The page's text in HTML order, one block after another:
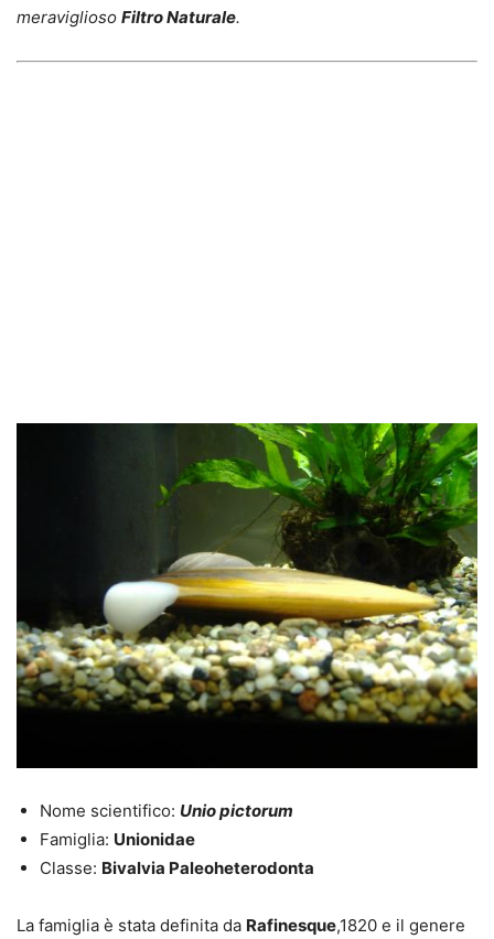
meraviglioso Filtro Naturale.
Nome scientifico: Unio pictorum
Famiglia: Unionidae
Classe: Bivalvia Paleoheterodonta
La famiglia è stata definita da Rafinesque,1820 e il genere